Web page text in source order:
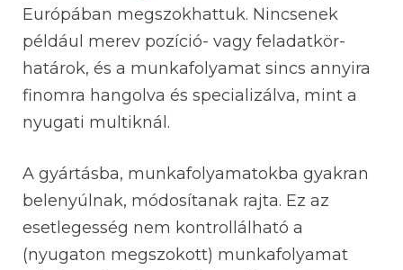
Európában megszokhattuk. Nincsenek
például merev pozíció- vagy feladatkör-
határok, és a munkafolyamat sincs annyira
finomra hangolva és specializálva, mint a
nyugati multiknál.
A gyártásba, munkafolyamatokba gyakran
belenyúlnak, módosítanak rajta. Ez az
esetlegesség nem kontrollálható a
(nyugaton megszokott) munkafolyamat